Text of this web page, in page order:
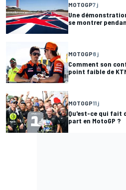
MOTOGP7 j
Une
se montrer
MOTOGP8 j
Comment son
point faible de
MOTOGP11 j
Qu'est-ce qui fait
part en MotoGP ?